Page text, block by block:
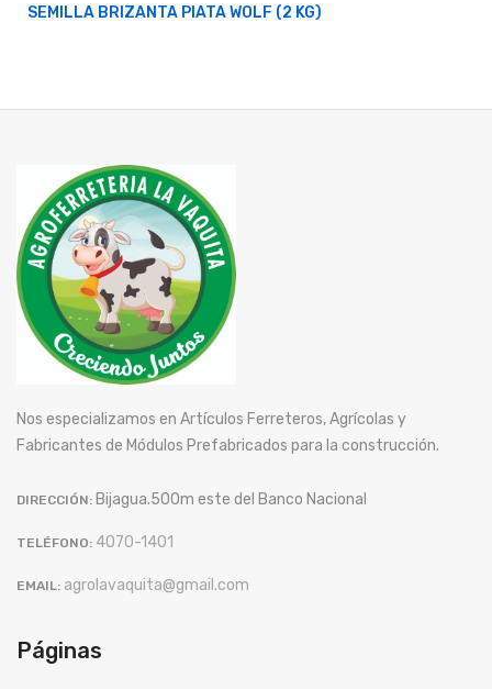
SEMILLA BRIZANTA PIATA WOLF (2 KG)
Nos especializamos en Artículos Ferreteros, Agrícolas y
Fabricantes de Módulos Prefabricados para la construcción.
DIRECCIÓN: Bijagua.500m este del Banco Nacional
TELÉFONO: 4070-1401
EMAIL: agrolavaquita@gmail.com
Páginas